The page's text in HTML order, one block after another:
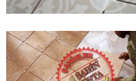
İnşaat Dekorasyon,
uzman kadrosuyla
sunuyor
Sayfaya Git